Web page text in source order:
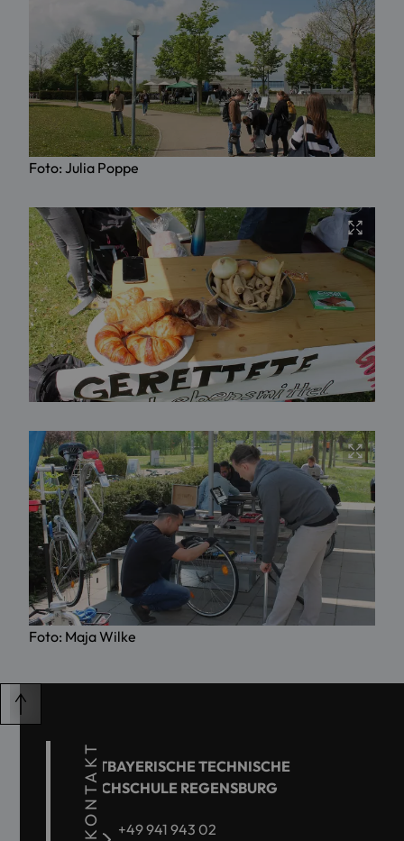
Foto: Julia Poppe
Foto: Maja Wilke
KONTAKT
OSTBAYERISCHE TECHNISCHE
HOCHSCHULE REGENSBURG
+49 941 943 02